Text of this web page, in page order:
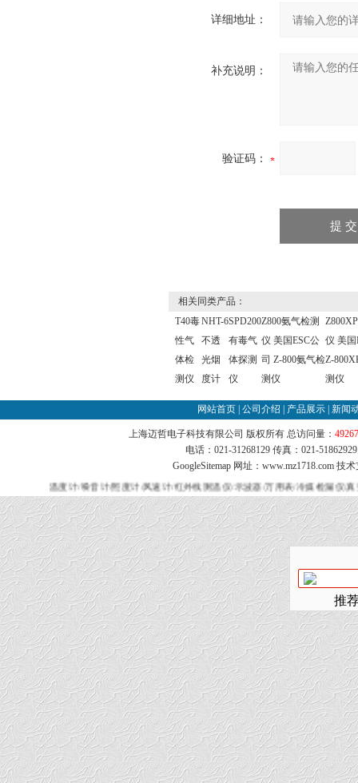
详细地址：
补充说明：
验证码：
相关同类产品：
T40毒
性气
体检
测仪
NHT-6
不透
光烟
度计
SPD200
有毒气
体探测
仪
Z800氨气检测
仪 美国ESC公
司 Z-800氨气检
测仪
仪 美国
Z-
测仪
网站首页 公司介绍 产品展示 新闻
上海迈哲电子科技有限公司 版权所有 总访问量：
电话：021-31268129 传真：021-
GoogleSitemap网址：www.mz1718.com 技
温度计/噪音计/照度计/风速计/红外线测温仪/示波器/万用表/冷媒检漏仪/
推